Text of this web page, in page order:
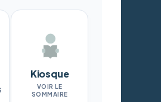
Kiosque
VOIR LE
SOMMAIRE